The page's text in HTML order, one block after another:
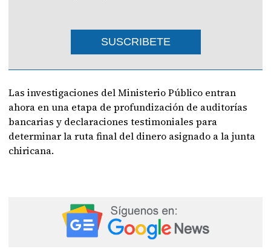
SUSCRIBETE
Las investigaciones del Ministerio Público entran
ahora en una etapa de profundización de auditorías
bancarias y declaraciones testimoniales para
determinar la ruta final del dinero asignado a la junta
chiricana.